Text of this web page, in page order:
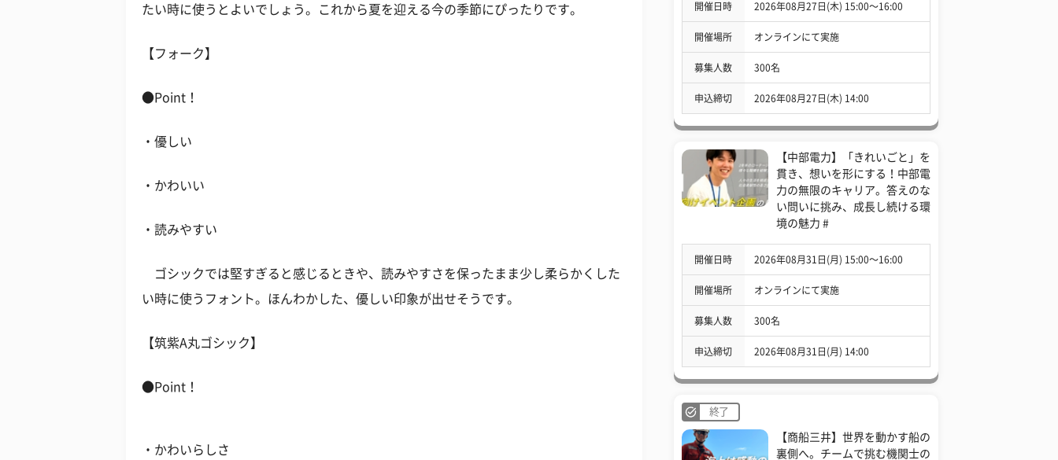
たい時に使うとよいでしょう。これから夏を迎える今の季節にぴったりです。
【フォーク】
●Point！
・優しい
・かわいい
・読みやすい
ゴシックでは堅すぎると感じるときや、読みやすさを保ったまま少し柔らかくした
い時に使うフォント。ほんわかした、優しい印象が出せそうです。
【筑紫A丸ゴシック】
●Point！
・かわいらしさ
開催日時 2026年08月27日(木) 15:00〜16:00
開催場所 オンラインにて実施
募集人数 300名
申込締切 2026年08月27日(木) 14:00
【中部電力】「きれいごと」を
貫き、想いを形にする！中部電
力の無限のキャリア。答えのな
い問いに挑み、成長し続ける環
境の魅力 #
開催日時 2026年08月31日(月) 15:00〜16:00
開催場所 オンラインにて実施
募集人数 300名
申込締切 2026年08月31日(月) 14:00
終了
【商船三井】世界を動かす船の
裏側へ。チームで挑む機関士の